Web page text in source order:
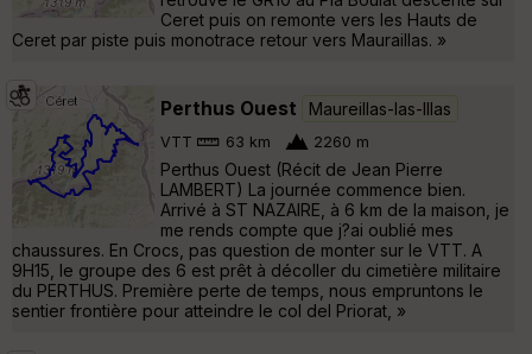
Ceret puis on remonte vers les Hauts de
Ceret par piste puis monotrace retour vers Mauraillas. »
Perthus Ouest Maureillas-las-Illas
VTT 63 km 2260 m
Perthus Ouest (Récit de Jean Pierre
LAMBERT) La journée commence bien.
Arrivé à ST NAZAIRE, à 6 km de la maison, je
me rends compte que j?ai oublié mes
chaussures. En Crocs, pas question de monter sur le VTT. A
9H15, le groupe des 6 est prêt à décoller du cimetière militaire
du PERTHUS. Première perte de temps, nous empruntons le
sentier frontière pour atteindre le col del Priorat, »